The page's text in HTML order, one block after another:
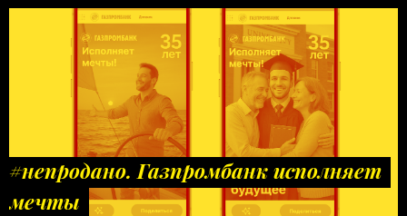
#непродано. Газпромбанк исполняет
мечты